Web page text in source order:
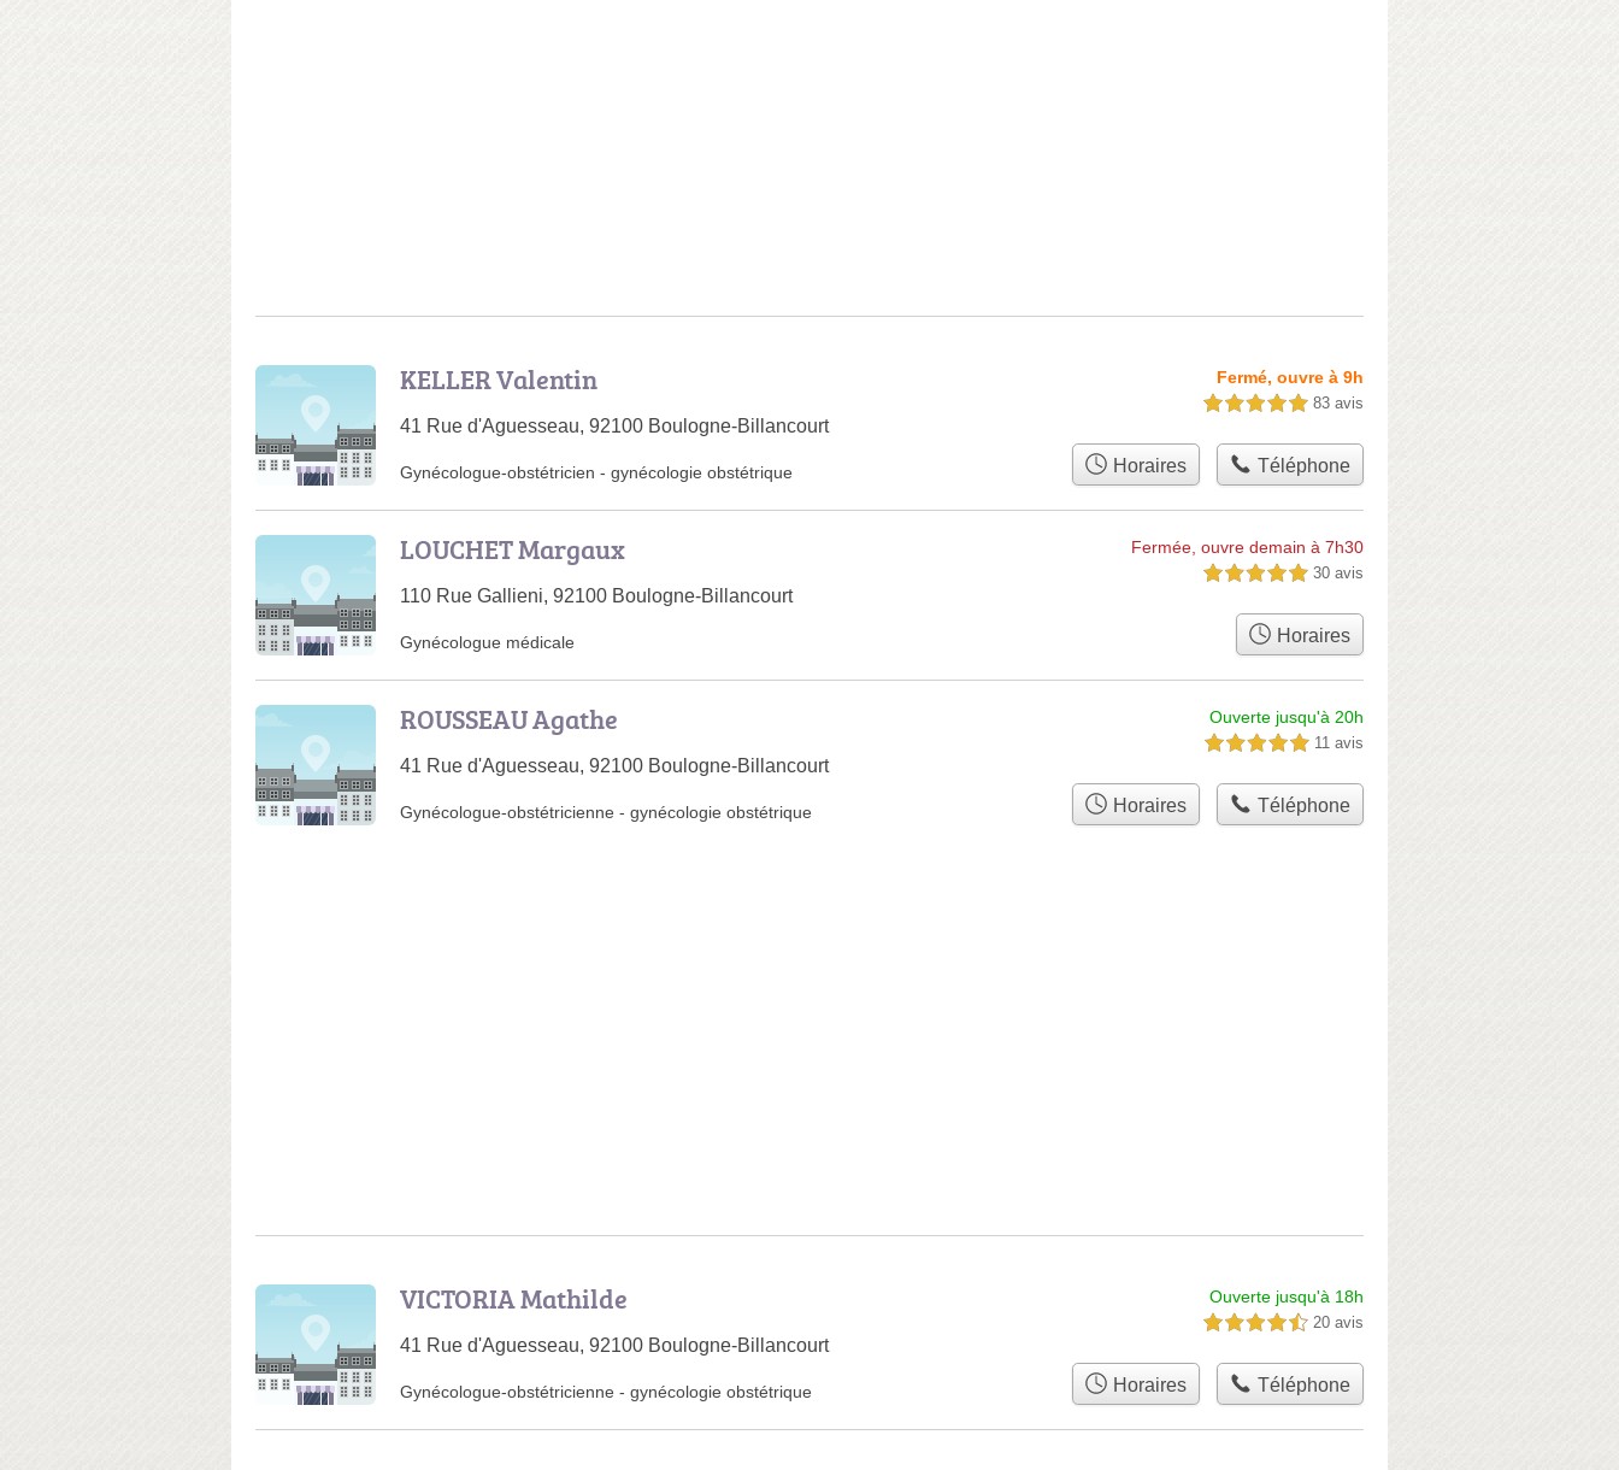
KELLER Valentin
41 Rue d'Aguesseau, 92100 Boulogne-Billancourt
Fermé, ouvre à 9h
5,0 étoiles sur 5 83 avis
Gynécologue-obstétricien - gynécologie obstétrique Horaires Téléphone
LOUCHET Margaux
110 Rue Gallieni, 92100 Boulogne-Billancourt
Fermée, ouvre demain à 7h30
5,0 étoiles sur 5 30 avis
Gynécologue médicale Horaires
ROUSSEAU Agathe
41 Rue d'Aguesseau, 92100 Boulogne-Billancourt
Ouverte jusqu'à 20h
5,0 étoiles sur 5 11 avis
Gynécologue-obstétricienne - gynécologie obstétrique Horaires Téléphone
VICTORIA Mathilde
41 Rue d'Aguesseau, 92100 Boulogne-Billancourt
Ouverte jusqu'à 18h
4,5 étoiles sur 5 20 avis
Gynécologue-obstétricienne - gynécologie obstétrique Horaires Téléphone